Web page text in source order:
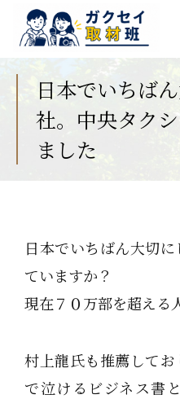
日本でいちば
社。中央タク
ました
日本でいちばん大切
ていますか？
現在７０万部を超える
村上龍氏も推薦して
で泣けるビジネス書